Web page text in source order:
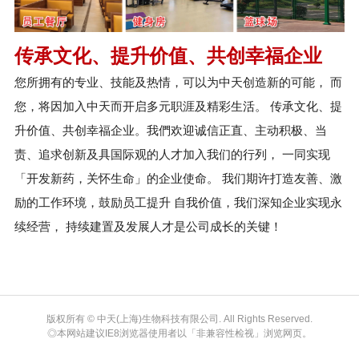
传承文化、提升价值、共创幸福企业
您所拥有的专业、技能及热情，可以为中天创造新的可能， 而
您，将因加入中天而开启多元职涯及精彩生活。 传承文化、提
升价值、共创幸福企业。我們欢迎诚信正直、主动积极、当
责、追求创新及具国际观的人才加入我们的行列， 一同实现
「开发新药，关怀生命」的企业使命。 我们期许打造友善、激
励的工作环境，鼓励员工提升 自我价值，我们深知企业实现永
续经营， 持续建置及发展人才是公司成长的关键！
版权所有 © 中天(上海)生物科技有限公司. All Rights Reserved.
◎本网站建议IE8浏览器使用者以「非兼容性检视」浏览网页。